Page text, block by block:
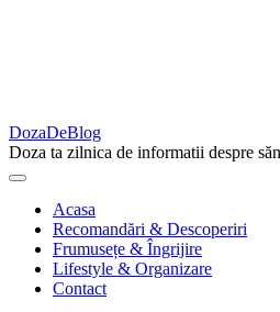
DozaDeBlog
Doza ta zilnica de informatii despre
Acasa
Recomandări & Descoperiri
Frumusețe & Îngrijire
Lifestyle & Organizare
Contact